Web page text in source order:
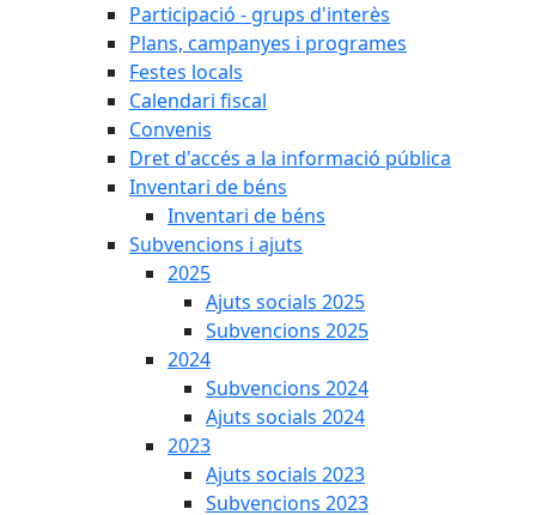
Participació - grups d'interès
Plans, campanyes i programes
Festes locals
Calendari fiscal
Convenis
Dret d'accés a la informació pública
Inventari de béns
Inventari de béns
Subvencions i ajuts
2025
Ajuts socials 2025
Subvencions 2025
2024
Subvencions 2024
Ajuts socials 2024
2023
Ajuts socials 2023
Subvencions 2023